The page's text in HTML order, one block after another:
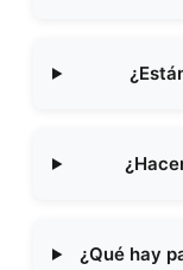
¿Qué hay